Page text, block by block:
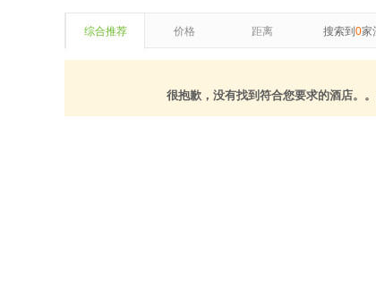
综合推荐 价格 距离 搜索到 0家
很抱歉，没有找到符合您要求的酒店。。